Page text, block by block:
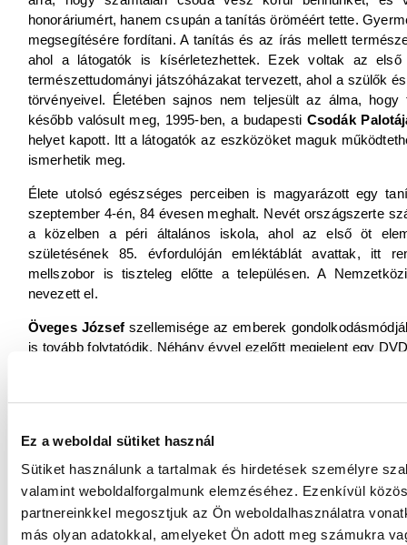
Ez a weboldal sütiket használ
Sütiket használunk a tartalmak és hirdetések személyre
valamint weboldalforgalmunk elemzéséhez. Ezenkívül
partnereinkkel megosztjuk az Ön weboldalhasználatra
más olyan adatokkal, amelyeket Ön adott meg számukra
honoráriumért, hanem csupán a tanítás öröméért tette.
megsegítésére fordítani. A tanítás és az írás mellett
ahol a látogatók is kísérletezhettek. Ezek voltak az első
természettudományi játszóházakat tervezett, ahol a szülők
törvényeivel. Életében sajnos nem teljesült az álma, hogy
később valósult meg, 1995-ben, a budapesti Csodák
helyet kapott. Itt a látogatók az eszközöket maguk
ismerhetik meg.
Élete utolsó egészséges perceiben is magyarázott egy
szeptember 4-én, 84 évesen meghalt. Nevét országszerte
a közelben a péri általános iskola, ahol az első öt
születésének 85. évfordulóján emléktáblát avattak, itt
mellszobor is tiszteleg előtte a településen. A
nevezett el.
Öveges Józsefszellemisége az emberek
is tovább folytatódik. Néhány évvel ezelőtt megjelent egy
közelebbről ezzel a kivételes tanáregyéniséggel!
Befejezésül álljon itt néhány gondolat a professzortól:
„Az oktatás célja nem az, hogy befejezett tudást
továbbhaladásra. Legnagyobb boldogságom, ha másnak
„Munkám legnagyobb jutalma az lesz, ha a kisdiák
szebb a fizika, mint gondoltam! Ez volt a célom.”
„Iskolai tudásunk egy része majdnem nyomtalanul eltűnik.